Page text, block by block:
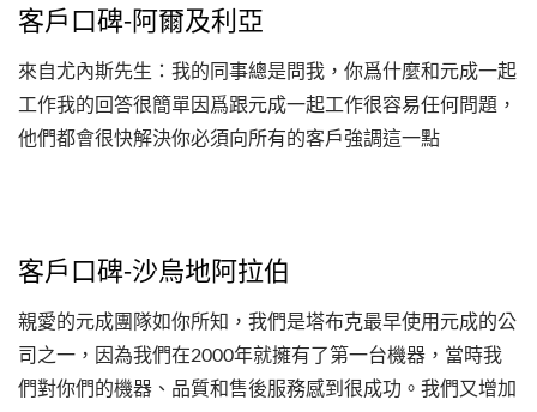
客戶口碑-阿爾及利亞
來自尤內斯先生：我的同事總是問我，你爲什麼和元成一起
工作我的回答很簡單因爲跟元成一起工作很容易任何問題，
他們都會很快解決你必須向所有的客戶強調這一點
客戶口碑-沙烏地阿拉伯
親愛的元成團隊如你所知，我們是塔布克最早使用元成的公
司之一，因為我們在2000年就擁有了第一台機器，當時我
們對你們的機器、品質和售後服務感到很成功。我們又增加